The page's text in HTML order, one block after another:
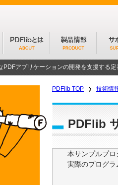
PDFアプリケーションの開発を支援する
PDFlib TOP 技術情
PDFlib
本サンプルプ
実際のプログ